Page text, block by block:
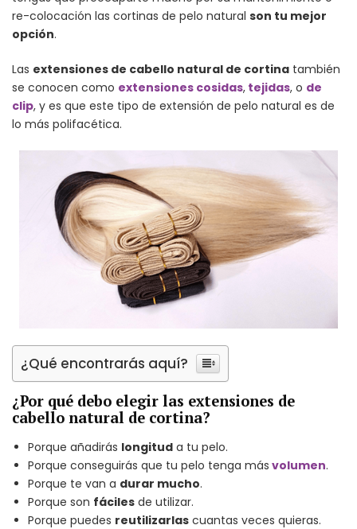
re-colocación las cortinas de pelo natural son tu mejor
opción.
Las extensiones de cabello natural de cortina también
se conocen como extensiones cosidas, tejidas, o de
clip, y es que este tipo de extensión de pelo natural es de
lo más polifacética.
¿Qué encontrarás aquí?
¿Por qué debo elegir las extensiones de
cabello natural de cortina?
Porque añadirás longitud a tu pelo.
Porque conseguirás que tu pelo tenga más volumen.
Porque te van a durar mucho.
Porque son fáciles de utilizar.
Porque puedes reutilizarlas cuantas veces quieras.